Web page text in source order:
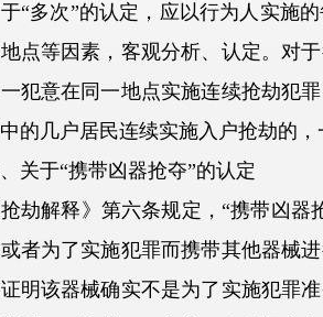
次”的认定，应以行为人实施的
点等因素，客观分析、认定。对
犯意在同一地点实施连续抢劫犯
的几户居民连续实施入户抢劫的
于“携带凶器抢夺”的认定
解释》第六条规定，“携带凶器
者为了实施犯罪而携带其他器械
明该器械确实不是为了实施犯罪